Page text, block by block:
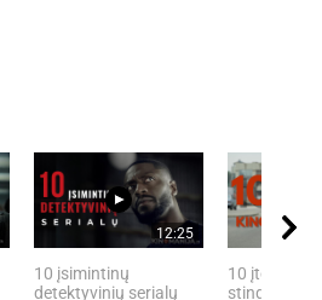
12:25
10 įsimintinų
detektyvinių serialų
10 įtemptų,
stingdančių